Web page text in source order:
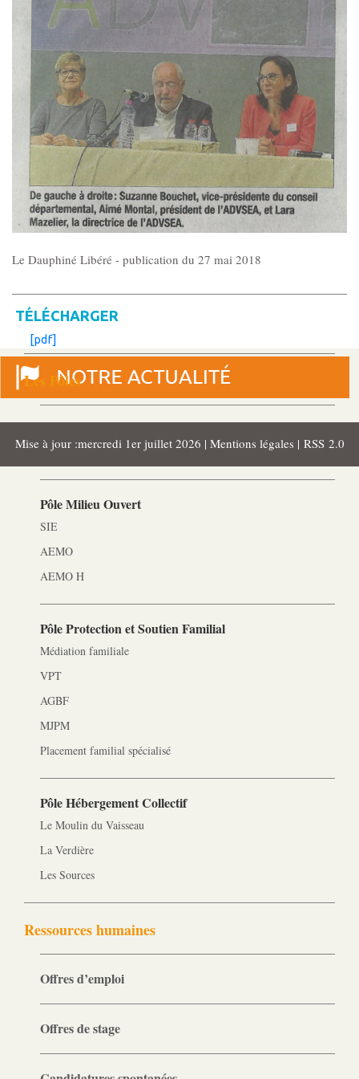
Conseil d’administration
Le siège
Son équipe
Ses locaux
Son histoire
Les Pôles
Service de Prévention spécialisée territorialisée
Pôle Milieu Ouvert
SIE
AEMO
AEMO H
Pôle Protection et Soutien Familial
Médiation familiale
VPT
AGBF
MJPM
Placement familial spécialisé
Pôle Hébergement Collectif
Le Moulin du Vaisseau
La Verdière
Les Sources
Ressources humaines
Offres d’emploi
Offres de stage
Le Dauphiné Libéré - publication du 27 mai 2018
TÉLÉCHARGER
[pdf]
Mise à jour :mercredi 1er juillet 2026 | Mentions légales | RSS 2.0